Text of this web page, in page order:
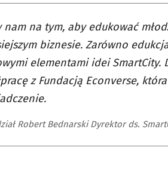
nam na tym, aby edukować
biznesie. Zarówno
elementami idei SmartCity.
z Fundacją Econverse,
Robert Bednarski Dyrektor ds.